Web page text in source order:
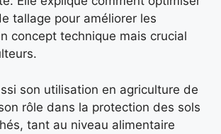
tallage pour améliorer les
concept technique mais crucial
son utilisation en agriculture de
rôle dans la protection des sols
tant au niveau alimentaire